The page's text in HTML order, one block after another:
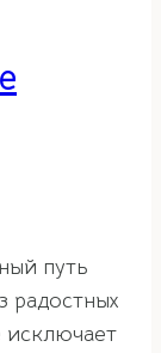
путь
радостных
исключает